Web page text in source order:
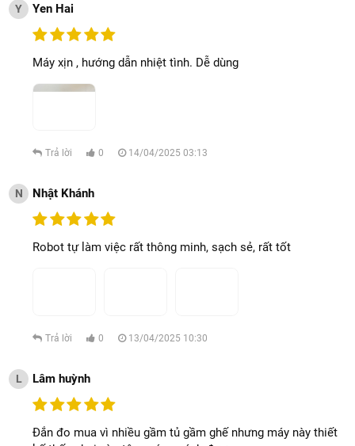
Y Yen Hai
Máy xịn , hướng dẫn nhiệt tình. Dễ dùng
Trả lời 0 14/04/2025 03:13
N Nhật Khánh
Robot tự làm việc rất thông minh, sạch sẻ, rất tốt
Trả lời 0 13/04/2025 10:30
L Lâm huỳnh
Đắn đo mua vì nhiều gầm tủ gầm ghế nhưng máy này thiết